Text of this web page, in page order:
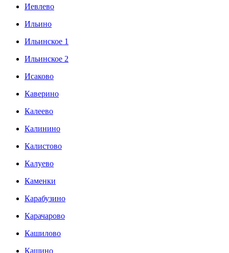
Иевлево
Ильино
Ильинское 1
Ильинское 2
Исаково
Каверино
Калеево
Калинино
Калистово
Калуево
Каменки
Карабузино
Карачарово
Кашилово
Кашино